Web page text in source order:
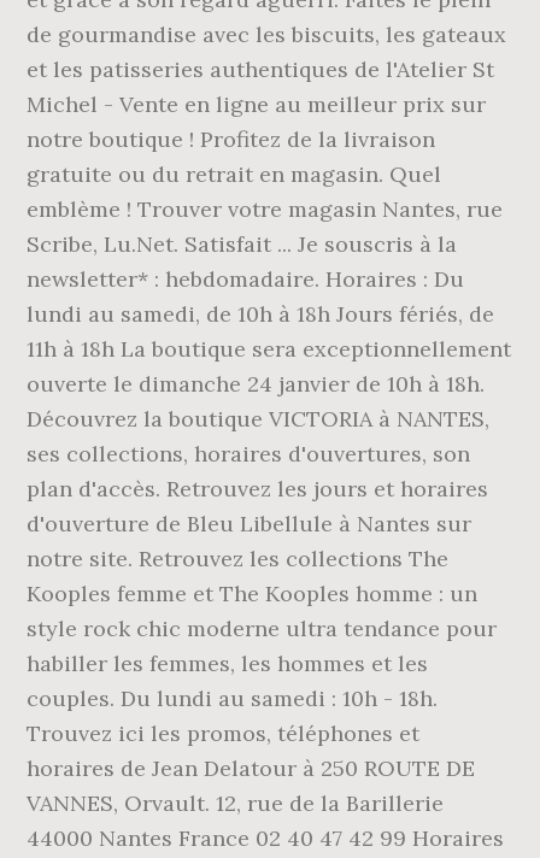
de gourmandise avec les biscuits, les gateaux
et les patisseries authentiques de l'Atelier St
Michel - Vente en ligne au meilleur prix sur
notre boutique ! Profitez de la livraison
gratuite ou du retrait en magasin. Quel
emblème ! Trouver votre magasin Nantes, rue
Scribe, Lu.Net. Satisfait ... Je souscris à la
newsletter* : hebdomadaire. Horaires : Du
lundi au samedi, de 10h à 18h Jours fériés, de
11h à 18h La boutique sera exceptionnellement
ouverte le dimanche 24 janvier de 10h à 18h.
Découvrez la boutique VICTORIA à NANTES,
ses collections, horaires d'ouvertures, son
plan d'accès. Retrouvez les jours et horaires
d'ouverture de Bleu Libellule à Nantes sur
notre site. Retrouvez les collections The
Kooples femme et The Kooples homme : un
style rock chic moderne ultra tendance pour
habiller les femmes, les hommes et les
couples. Du lundi au samedi : 10h - 18h.
Trouvez ici les promos, téléphones et
horaires de Jean Delatour à 250 ROUTE DE
VANNES, Orvault. 12, rue de la Barillerie
44000 Nantes France 02 40 47 42 99 Horaires